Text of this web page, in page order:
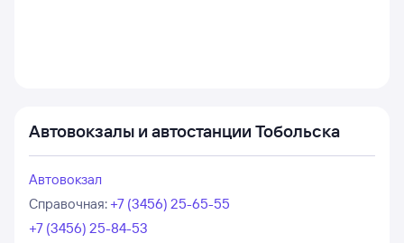
Автовокзалы и автостанции Тобольска
Автовокзал
Справочная: +7 (3456) 25-65-55
+7 (3456) 25-84-53